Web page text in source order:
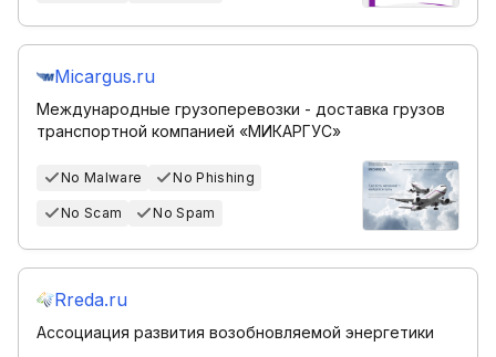
Micargus.ru
Международные грузоперевозки - доставка грузов
транспортной компанией «МИКАРГУС»
No Malware No Phishing
No Scam No Spam
Rreda.ru
Ассоциация развития возобновляемой энергетики